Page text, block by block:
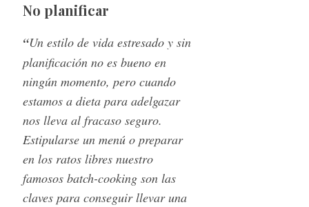
No planificar
“Un estilo de vida estresado y sin
planificación no es bueno en
ningún momento, pero cuando
estamos a dieta para adelgazar
nos lleva al fracaso seguro.
Estipularse un menú o preparar
en los ratos libres nuestro
famosos batch-cooking son las
claves para conseguir llevar una